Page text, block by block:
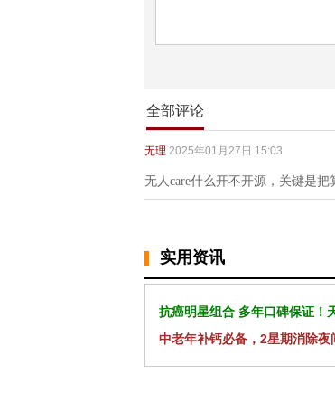
全部评论
无理 2025年01月27日 15:03
无人care什么开不开源，关键是把
实用资讯
抗癌明星组合 多年口碑保证！
中老年补钙必备，2星期消除